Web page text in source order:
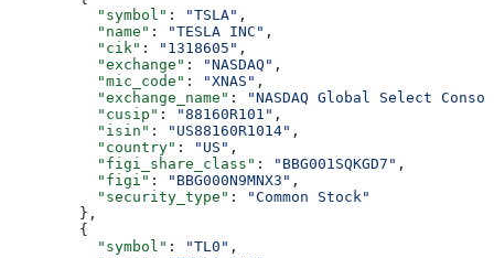
          "symbol"
: "TSLA" ,
          "name"
: "TESLA INC" ,
          "cik"
: "1318605" ,
          "exchange"
: "NASDAQ" ,
          "mic_code"
: "XNAS" ,
          "exchange_name"
:
"NASDAQ Global Select
          "cusip"
: "88160R101" ,
          "isin"
: "US88160R1014" ,
          "country"
: "US" ,
          "figi_share_class"
: "BBG001SQKGD7" ,
          "figi"
: "BBG000N9MNX3" ,
          "security_type"
:
"Common Stock"
        },
        {
          "symbol"
: "TL0" ,